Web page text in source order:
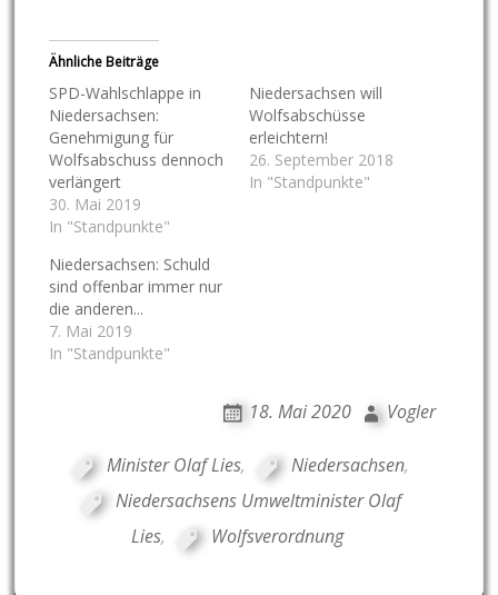
Ähnliche Beiträge
SPD-Wahlschlappe in
Niedersachsen:
Genehmigung für
Wolfsabschuss dennoch
verlängert
30. Mai 2019
In "Standpunkte"
Niedersachsen will
Wolfsabschüsse
erleichtern!
26. September 2018
In "Standpunkte"
Niedersachsen: Schuld
sind offenbar immer nur
die anderen...
7. Mai 2019
In "Standpunkte"
18. Mai 2020 Vogler
Minister Olaf Lies, Niedersachsen,
Niedersachsens Umweltminister Olaf
Lies, Wolfsverordnung